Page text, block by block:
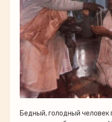
Бедный, голодный